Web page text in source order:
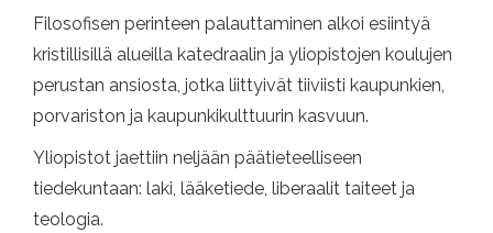
Filosofisen perinteen palauttaminen alkoi esiintyä
kristillisillä alueilla katedraalin ja yliopistojen koulujen
perustan ansiosta, jotka liittyivät tiiviisti kaupunkien,
porvariston ja kaupunkikulttuurin kasvuun.
Yliopistot jaettiin neljään päätieteelliseen
tiedekuntaan: laki, lääketiede, liberaalit taiteet ja
teologia.